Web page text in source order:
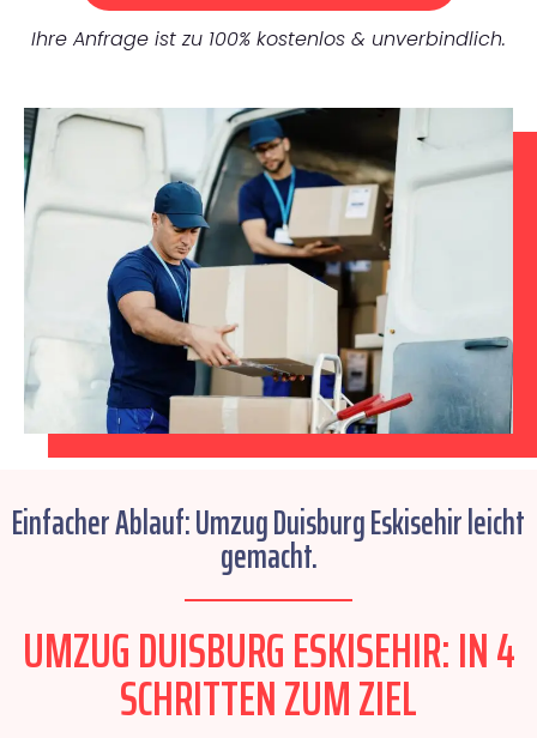
Ihre Anfrage ist zu 100% kostenlos & unverbindlich.
Einfacher Ablauf: Umzug Duisburg Eskisehir leicht
gemacht.
UMZUG DUISBURG ESKISEHIR: IN 4
SCHRITTEN ZUM ZIEL